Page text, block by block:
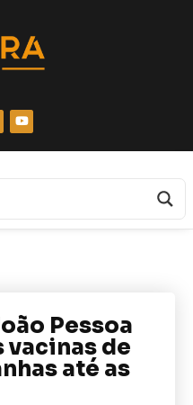
Pessoa
vacinas de
até as